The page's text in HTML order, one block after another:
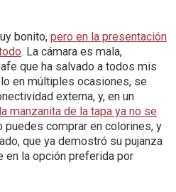
bonito, pero en la presentación
. La cámara es mala,
que ha salvado a todos mis
en múltiples ocasiones, se
externa, y, en un
la manzanita de la tapa ya no se
puedes comprar en colorines, y
que ya demostró su pujanza
en la opción preferida por